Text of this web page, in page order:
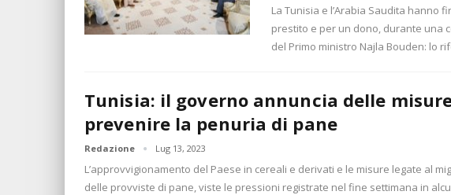
La Tunisia e l’Arabia Saudita hanno
prestito e per un dono, durante una
del Primo ministro Najla Bouden: lo
Tunisia: il governo annuncia delle
prevenire la penuria di pane
Redazione Lug 13, 2023
L’approvvigionamento del Paese in cereali e derivati e le misure legate al
delle provviste di pane, viste le pressioni registrate nel fine settimana in